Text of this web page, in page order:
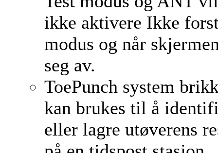
ikke aktivere Ikke
modus og når
seg av.
ToePunch system
kan brukes til å
eller lagre utøverens